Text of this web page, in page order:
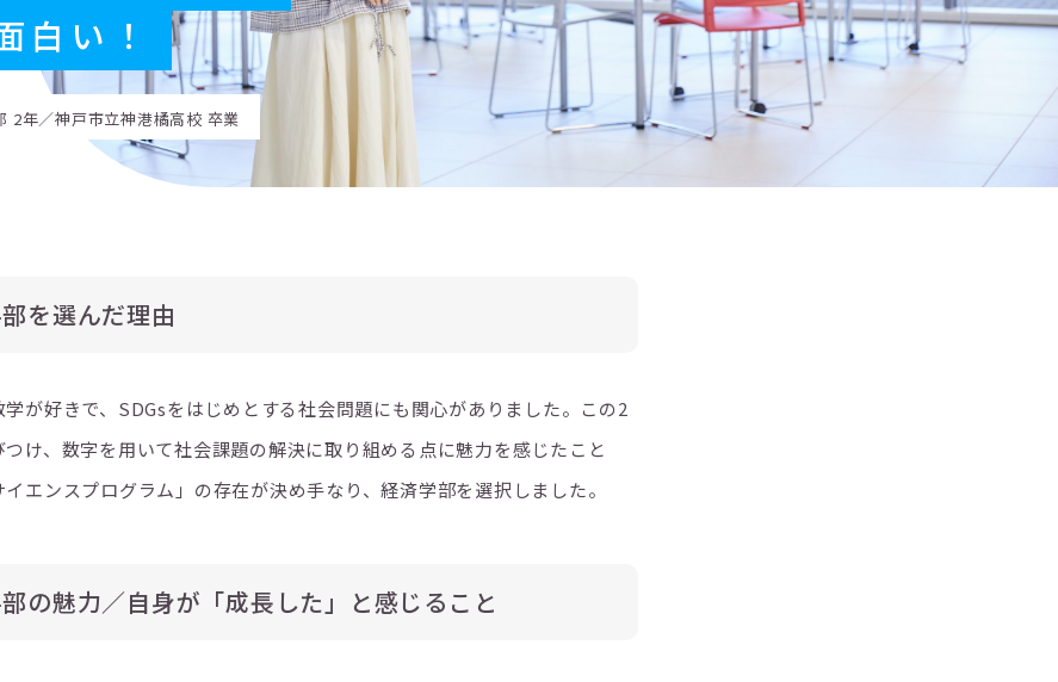
白い！
2年／神戸市立神港橘高校 卒業
を選んだ理由
が好きで、SDGsをはじめとする社会問題にも関心がありました。この2
け、数字を用いて社会課題の解決に取り組める点に魅力を感じたこと
エンスプログラム」の存在が決め手なり、経済学部を選択しました。
の魅力／自身が「成長した」と感じること